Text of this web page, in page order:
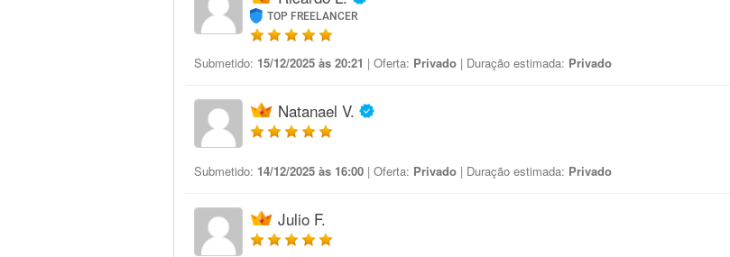
TOP FREELANCER
Submetido: 15/12/2025 às 20:21 | Oferta: Privado | Duração estimada: Privado
Natanael V.
Submetido: 14/12/2025 às 16:00 | Oferta: Privado | Duração estimada: Privado
Julio F.